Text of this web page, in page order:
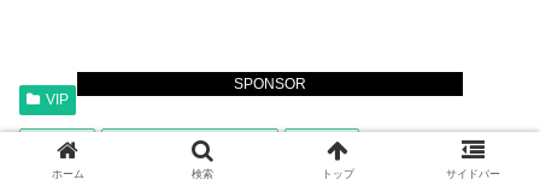
SPONSOR
VIP
ゲーム ストリートファイター 格ゲー
ホーム 検索 トップ サイドバー